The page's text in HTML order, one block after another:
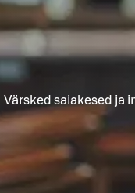
Värsked saiakesed ja